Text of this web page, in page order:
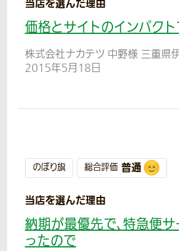
当店を選んだ理由
価格とサイトのインパク
株式会社ナカテツ 中野様 三重県
2015年5月18日
のぼり旗 総合評価 普通
当店を選んだ理由
納期が最優先で、特急便
ったので